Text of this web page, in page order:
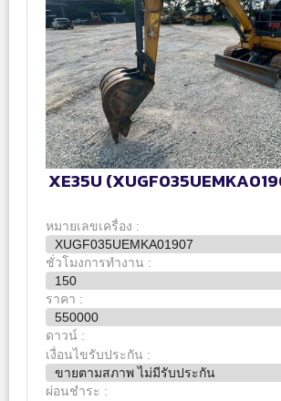
XE35U
หมายเลขเครื่อง :
XUGF035UEMKA01907
ชั่วโมงการทำงาน :
150
ราคา :
550000
ดาวน์ :
เงื่อนไขรับประกัน :
ขายตามสภาพ ไม่มีรับประกัน
ผ่อนชำระ :